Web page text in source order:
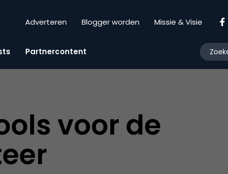
Adverteren Blogger worden Missie & Visie
Partnercontent
voor de